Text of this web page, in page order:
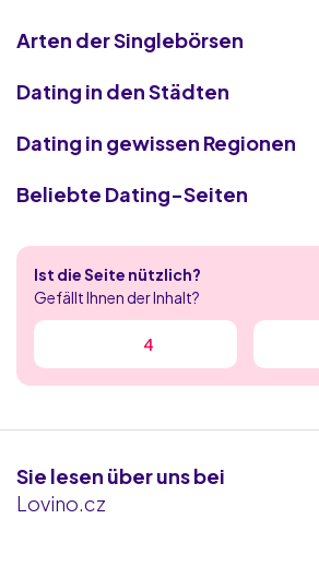
Arten der Singlebörsen
Dating in den Städten
Dating in gewissen Regionen
Beliebte Dating-Seiten
eDarling
Victoria Milan
Be2
C-Date
Ist die Seite nützlich?
Gefällt Ihnen der Inhalt?
4
Sie lesen über uns bei
Lovino.cz